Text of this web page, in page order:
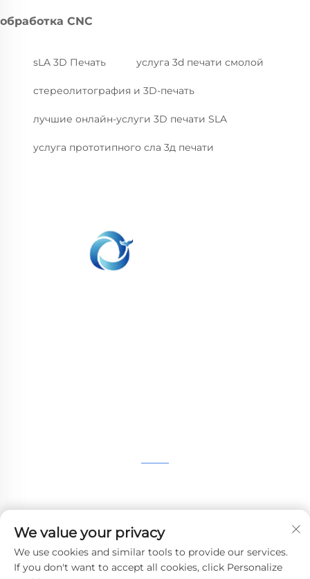
обработка CNC
sLA 3D Печать услуга 3d печати смолой
стереолитография и 3D-печать
лучшие онлайн-услуги 3D печати SLA
услуга прототипного сла 3д печати
[email protected]
We value your privacy
We use cookies and similar tools to provide our services.
If you don't want to accept all cookies, click Personalize